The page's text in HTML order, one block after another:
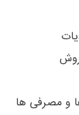
و مصرفی ها